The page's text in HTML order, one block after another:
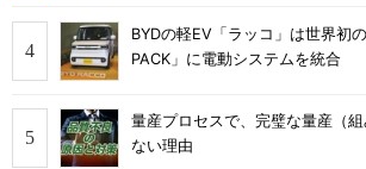
BYDの軽EV「ラッコ」は世界初
PACK」に電動システムを統合
量産プロセスで、完璧な量産（
ない理由